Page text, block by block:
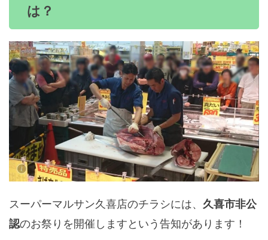
は？
スーパーマルサン久喜店のチラシには、 久喜市非公
認のお祭りを開催しますという告知があります！